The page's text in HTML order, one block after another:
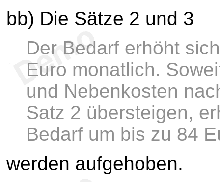
bb) Die Sätze 2 und 3
Der Bedarf erhöht
Euro monatlich.
und Nebenkosten
Satz 2 übersteigen,
Bedarf um bis zu 84
werden aufgehoben.